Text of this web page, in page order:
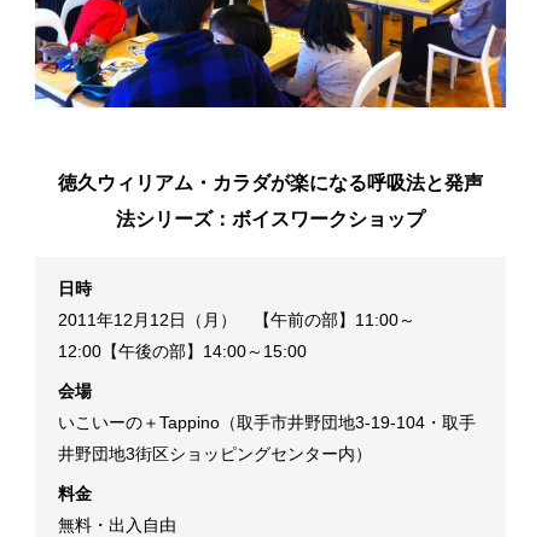
徳久ウィリアム・カラダが楽になる呼吸法と発声
法シリーズ：ボイスワークショップ
日時
2011年12月12日（月） 【午前の部】11:00～
12:00【午後の部】14:00～15:00
会場
いこいーの＋Tappino（取手市井野団地3-19-104・取手
井野団地3街区ショッピングセンター内）
料金
無料・出入自由